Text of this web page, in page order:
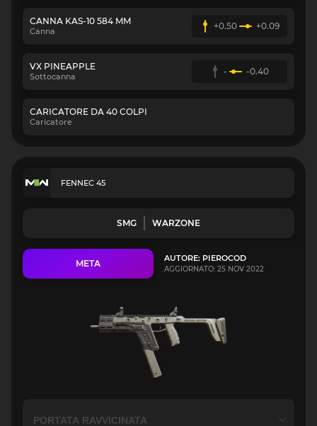
CANNA KAS-10 584 MM
Canna +0.50 +0.09
VX PINEAPPLE
Sottocanna - -0.40
CARICATORE DA 40 COLPI
Caricatore
FENNEC 45
SMG WARZONE
META AUTORE: PIEROCOD
AGGIORNATO: 25 NOV 2022